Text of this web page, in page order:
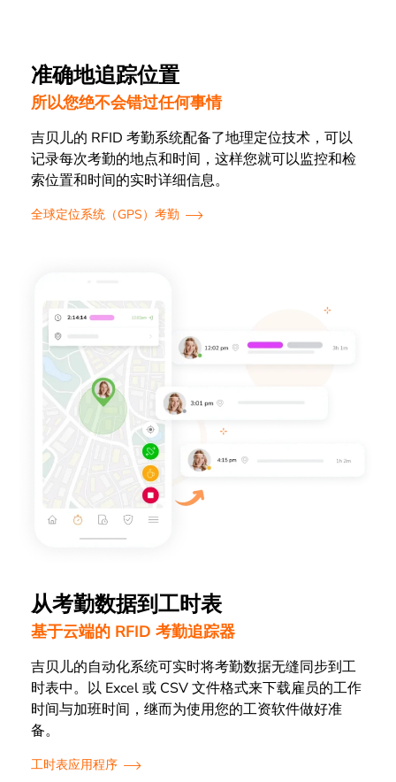
准确地追踪位置
所以您绝不会错过任何事情
吉贝儿的 RFID 考勤系统配备了地理定位技术，可以
记录每次考勤的地点和时间，这样您就可以监控和检
索位置和时间的实时详细信息。
全球定位系统（GPS）考勤
从考勤数据到工时表
基于云端的 RFID 考勤追踪器
吉贝儿的自动化系统可实时将考勤数据无缝同步到工
时表中。以 Excel 或 CSV 文件格式来下载雇员的工作
时间与加班时间，继而为使用您的工资软件做好准
备。
工时表应用程序